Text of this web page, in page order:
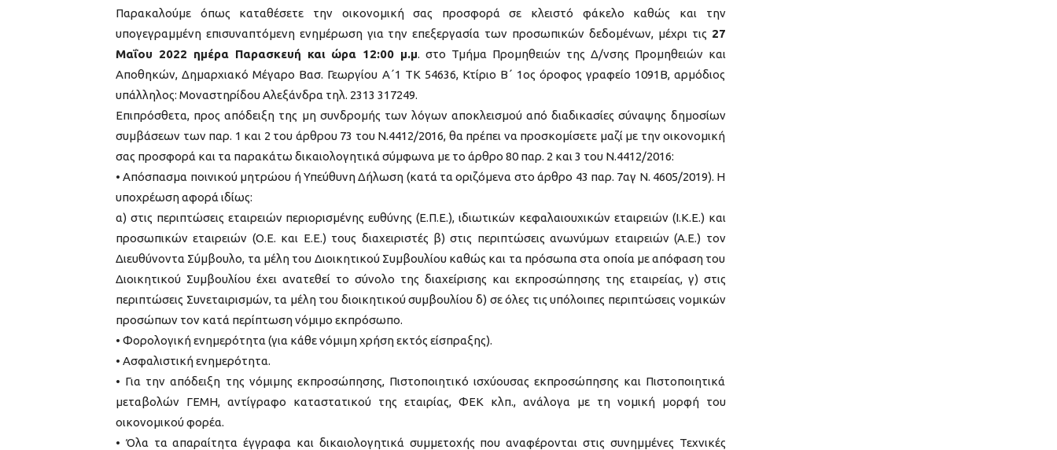
Παρακαλούμε όπως καταθέσετε την οικονομική σας προσφορά σε κλειστό φάκελο καθώς και την
υπογεγραμμένη επισυναπτόμενη ενημέρωση για την επεξεργασία των προσωπικών δεδομένων, μέχρι τις 27
Μαΐου 2022 ημέρα Παρασκευή και ώρα 12:00 μ.μ. στο Τμήμα Προμηθειών της Δ/νσης Προμηθειών και
Αποθηκών, Δημαρχιακό Μέγαρο Βασ. Γεωργίου Α΄1 ΤΚ 54636, Κτίριο Β΄ 1ος όροφος γραφείο 1091Β, αρμόδιος
υπάλληλος: Μοναστηρίδου Αλεξάνδρα τηλ. 2313 317249.
Επιπρόσθετα, προς απόδειξη της μη συνδρομής των λόγων αποκλεισμού από διαδικασίες σύναψης δημοσίων
συμβάσεων των παρ. 1 και 2 του άρθρου 73 του Ν.4412/2016, θα πρέπει να προσκομίσετε μαζί με την οικονομική
σας προσφορά και τα παρακάτω δικαιολογητικά σύμφωνα με το άρθρο 80 παρ. 2 και 3 του Ν.4412/2016:
• Απόσπασμα ποινικού μητρώου ή Υπεύθυνη Δήλωση (κατά τα οριζόμενα στο άρθρο 43 παρ. 7αγ Ν. 4605/2019). Η
υποχρέωση αφορά ιδίως:
α) στις περιπτώσεις εταιρειών περιορισμένης ευθύνης (Ε.Π.Ε.), ιδιωτικών κεφαλαιουχικών εταιρειών (Ι.Κ.Ε.) και
προσωπικών εταιρειών (Ο.Ε. και Ε.Ε.) τους διαχειριστές β) στις περιπτώσεις ανωνύμων εταιρειών (Α.Ε.) τον
Διευθύνοντα Σύμβουλο, τα μέλη του Διοικητικού Συμβουλίου καθώς και τα πρόσωπα στα οποία με απόφαση του
Διοικητικού Συμβουλίου έχει ανατεθεί το σύνολο της διαχείρισης και εκπροσώπησης της εταιρείας, γ) στις
περιπτώσεις Συνεταιρισμών, τα μέλη του διοικητικού συμβουλίου δ) σε όλες τις υπόλοιπες περιπτώσεις νομικών
προσώπων τον κατά περίπτωση νόμιμο εκπρόσωπο.
• Φορολογική ενημερότητα (για κάθε νόμιμη χρήση εκτός είσπραξης).
• Ασφαλιστική ενημερότητα.
• Για την απόδειξη της νόμιμης εκπροσώπησης, Πιστοποιητικό ισχύουσας εκπροσώπησης και Πιστοποιητικά
μεταβολών ΓΕΜΗ, αντίγραφο καταστατικού της εταιρίας, ΦΕΚ κλπ., ανάλογα με τη νομική μορφή του
οικονομικού φορέα.
• Όλα τα απαραίτητα έγγραφα και δικαιολογητικά συμμετοχής που αναφέρονται στις συνημμένες Τεχνικές